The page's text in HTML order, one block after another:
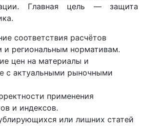
Главная цель — защита
соответствия расчётов
и региональным нормативам.
цен на материалы и
с актуальными рыночными
применения
и индексов.
или лишних статей